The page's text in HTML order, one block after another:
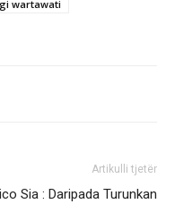
wartawati
Artikulli tjetër
Sia : Daripada Turunkan